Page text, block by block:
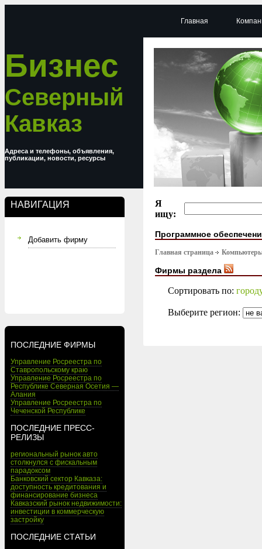
Бизнес
Северный
Кавказ
Адреса и телефоны, объявления,
публикации, новости, ресурсы
НАВИГАЦИЯ
Добавить фирму
ПОСЛЕДНИЕ ФИРМЫ
Управление Росреестра по
Ставропольскому краю
Управление Росреестра по
Республике Северная Осетия —
Алания
Управление Росреестра по
Чеченской Республике
ПОСЛЕДНИЕ ПРЕСС-
РЕЛИЗЫ
региональный рынок авто
столкнулся с фискальным
парадоксом
Банковский сектор Кавказа:
доступность кредитования и
финансирование бизнеса
Кавказский рынок недвижимости:
инвестиции в коммерческую
застройку
ПОСЛЕДНИЕ СТАТЬИ
Главная
Я
ищу:
Программное
Главная страница
Фирмы раздела
Сортировать по:
Выберите регион: